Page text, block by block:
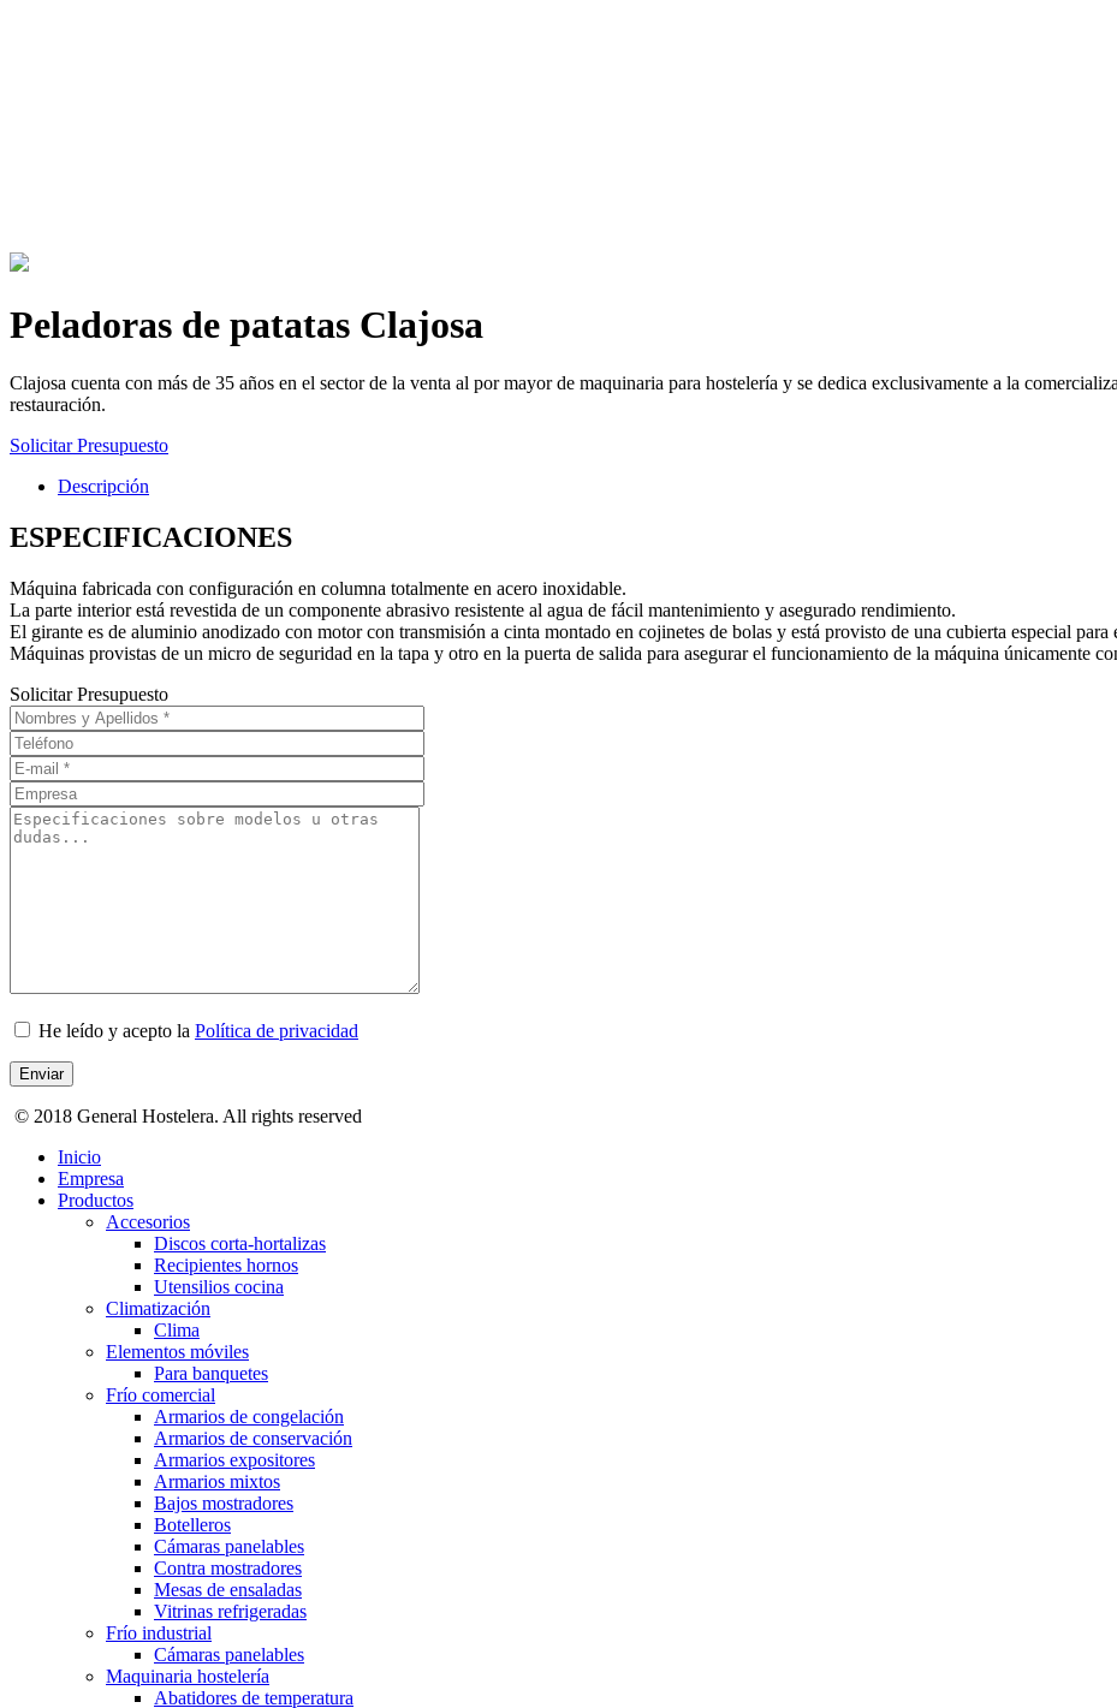
Peladoras de patatas Clajosa
Clajosa cuenta con más de 35 años en el sector de la venta al por mayor de maquinaria para hostelería y se dedica exclusivamente a la
restauración.
Solicitar Presupuesto
Descripción
ESPECIFICACIONES
Máquina fabricada con configuración en columna totalmente en acero inoxidable.
La parte interior está revestida de un componente abrasivo resistente al agua de fácil mantenimiento y asegurado rendimiento.
El girante es de aluminio anodizado con motor con transmisión a cinta montado en cojinetes de bolas y está provisto de una cubierta especial
Máquinas provistas de un micro de seguridad en la tapa y otro en la puerta de salida para asegurar el funcionamiento de la máquina únicamente
Solicitar Presupuesto
He leído y acepto la Política de privacidad
© 2018 General Hostelera. All rights reserved
Inicio
Empresa
Productos
Accesorios
Discos corta-hortalizas
Recipientes hornos
Utensilios cocina
Climatización
Clima
Elementos móviles
Para banquetes
Frío comercial
Armarios de congelación
Armarios de conservación
Armarios expositores
Armarios mixtos
Bajos mostradores
Botelleros
Cámaras panelables
Contra mostradores
Mesas de ensaladas
Vitrinas refrigeradas
Frío industrial
Cámaras panelables
Maquinaria hostelería
Abatidores de temperatura